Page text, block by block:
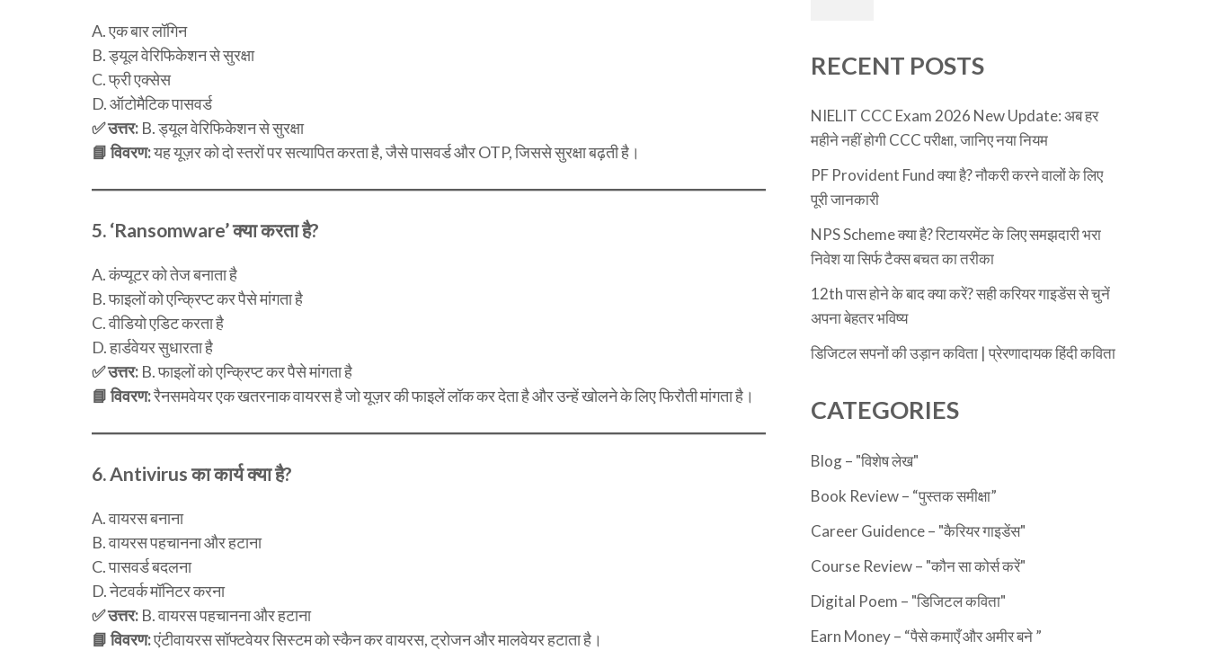
A. एक बार लॉगिन
B. ड्यूल वेरिफिकेशन से सुरक्षा
C. फ्री एक्सेस
D. ऑटोमैटिक पासवर्ड
✅ उत्तर: B. ड्यूल वेरिफिकेशन से सुरक्षा
📘 विवरण:यह यूज़र को दो स्तरों पर सत्यापित करता है, जैसे पासवर्ड और OTP, जिससे सुरक्षा बढ़ती है।
5. ‘Ransomware’ क्या करता है?
A. कंप्यूटर को तेज बनाता है
B. फाइलों को एन्क्रिप्ट कर पैसे मांगता है
C. वीडियो एडिट करता है
D. हार्डवेयर सुधारता है
✅ उत्तर: B. फाइलों को एन्क्रिप्ट कर पैसे मांगता है
📘 विवरण:रैनसमवेयर एक खतरनाक वायरस है जो यूज़र की फाइलें लॉक कर देता है और उन्हें खोलने के लिए फिरौती मांगता है।
6. Antivirus का कार्य क्या है?
A. वायरस बनाना
B. वायरस पहचानना और हटाना
C. पासवर्ड बदलना
D. नेटवर्क मॉनिटर करना
✅ उत्तर: B. वायरस पहचानना और हटाना
📘 विवरण:एंटीवायरस सॉफ्टवेयर सिस्टम को स्कैन कर वायरस, ट्रोजन और मालवेयर हटाता है।
RECENT POSTS
NIELIT CCC Exam 2026 New Update: अब हर
महीने नहीं होगी CCC परीक्षा, जानिए नया नियम
PF Provident Fund क्या है? नौकरी करने वालों के लिए
पूरी जानकारी
NPS Scheme क्या है? रिटायरमेंट के लिए समझदारी भरा
निवेश या सिर्फ टैक्स बचत का तरीका
12th पास होने के बाद क्या करें? सही करियर गाइडेंस से चुनें
अपना बेहतर भविष्य
डिजिटल सपनों की उड़ान कविता | प्रेरणादायक हिंदी कविता
CATEGORIES
Blog – "विशेष लेख"
Book Review – “पुस्तक समीक्षा”
Career Guidence – "कैरियर गाइडेंस"
Course Review – "कौन सा कोर्स करें"
Digital Poem – "डिजिटल कविता"
Earn Money – “पैसे कमाएँ और अमीर बने ”